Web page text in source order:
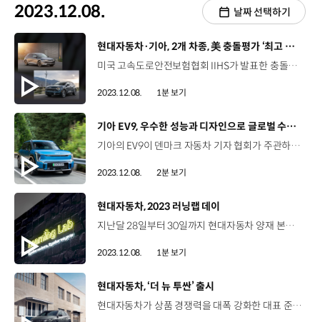
2023.12.08. 날짜 선택하기
[동영상]
현대자동차·기아, 2개 차종, 美 충돌평가 ‘최고 안전한 차’ 선정
미국 고속도로안전보험협회 IIHS가 발표한 충돌평가에서 현대차 아이오닉 5와 기아의 스포티지가 최고 등급인 ‘톱 세이프티 픽 플러스(TSP+)’ 등급에 선정됐습니다. 올해부터 측면 충돌과 보행자 충돌 방지 평가 기준이 높아지는 등 우수 등급을 획득하기 더욱 어려워졌음에도 불구하고 아이오닉 5와 스포티지가 톱 세이프티 픽 플러스 등급을 받았다는 점에서 더욱 의미가 있습니다. 앞서 현대차그룹은 제네시스 G80과 G90, GV60 그리고 현대차 팰리세이드와 기아 텔루라이드 등 10개의 모델로 강화된 평가 기준에서 톱 세이프티 픽 플러스 등급을 획득한 바 있습니다. 현대차·기아는 차량 개발에 있어 고객의 안전을 최우선 가치로 두고 있으며, 앞으로도 운전자와 보행자 모두에게 높은 수준의 안전을 제공하기 위해 최선의 노력을 다할 예정입니다.
2023.12.08. 1분 보기
[동영상]
기아 EV9, 우수한 성능과 디자인으로 글로벌 수상 행진
기아의 EV9이 덴마크 자동차 기자 협회가 주관하는 ‘덴마크 올해의 차 2024’에서 ‘올해의 혁신상’에 그리고 스페인 유력 일간지 라 반가르디아가 선정한 ‘올해의 차 2023’ 에 이름을 올리며 글로벌 수상 행진을 이어갔습니다. 전기차 전용 플랫폼 E-GMP를 적용한 EV9은 탑승객을 위한 여유로운 공간과 혁신적인 전동화 사양 그리고 소프트웨어 중심의 자동차로서 우수한 상품성을 갖춰 세계의 주목을 받고 있습니다. 지난달 30일에는 영국 유력 자동차 전문 매체인 탑기어가 주관하는 ‘2023 탑기어 어워즈’에서도 ‘올해의 패밀리카’를 수상했으며 ‘2024 북미 올해의 차’ 유틸리티 부문 최종 후보에도 등극했습니다. 이와 함께 ‘2024 월드 카 어워즈’에서는 세계 올해의 차·세계 올해의 전기차·세계 올해의 자동차 디자인까지 3개 부문 후보로 선정되는 등 세계 3대 자동차 상인 북미와 유럽, 세계 올해의 차 후보에 오르며 출시 첫해부터 EV9의 경쟁력을 입증했습니다.
2023.12.08. 2분 보기
[동영상]
현대자동차, 2023 러닝랩 데이
지난달 28일부터 30일까지 현대자동차 양재 본사에서 ‘러닝랩 데이’가 열렸습니다. 러닝랩은 현대자동차 임직원들의 학습과 성장을 촉진하기 위한 플랫폼으로, 현대차는 올해 플랫폼 론칭 4년째를 맞아 임직원들이 러닝랩을 체험할 수 있도록 부스를 마련하고 참여형 특별 세션을 진행했습니다. 생태학자로 유명한 최재천 이화여자대학교 교수가 현대차의 독서모임인 ‘밀리 러닝랩’과 연계해 ‘자연과 인간의 공생, 지속가능성에 대하여’를 주제로 강연을 선보이는가 하면 리더와 구성원들이 함께 사진을 찍고 성장을 응원하는 메시지를 전시하는 ‘성장 응원 이벤트’도 진행했습니다. 임직원들의 뜨거운 학습 열기를 증명하듯 러닝랩을 통한 누적 학습 인원은 약 2만 명을 넘어섰는데요. 다양한 구성원과 소통하고 네트워크와 인사이트를 확장할 수 있는 현대차 러닝랩에 많은 관심과 응원 바랍니다.
2023.12.08. 1분 보기
[동영상]
현대자동차, ‘더 뉴 투싼’ 출시
현대자동차가 상품 경쟁력을 대폭 강화한 대표 준중형 SUV ‘더 뉴 투싼’을 지난 6일 출시했습니다. 이에 앞서 지난 4일과 5일, 현대 모터스튜디오 서울에서 ‘더 뉴 투싼 미디어 갤러리’ 행사를 통해 차량을 공개했습니다. 더 뉴 투싼의 외장 디자인은 기존 모델의 ‘파라메트릭 다이나믹스’ 테마를 계승해 더욱 강인하고 와이드한 모습으로 거듭났는데요. 전면부는 각진 형상으로 다듬은 라디에이터 그릴과 주간주행등 역할을 하는 파라메트릭 쥬얼 히든 램프로 강인한 느낌을 전달했고 후면부의 범퍼 몰딩과 일체화된 스키드 플레이트를 가로 방향으로 확대 적용해 차량이 보다 넓어 보이는 느낌을 주었습니다. 실내는 12.3인치 클러스터와 인포테인먼트 시스템이 매끄럽게 연결된 파노라믹 커브드 디스플레이로 고급스러운 느낌을 주었고, 센터 공간에는 공중에 떠 있는 듯한 플로팅 콘솔을 적용하여 넉넉한 공간감과 실용성을 확보하는 등 신차 수준으로 변화했습니다. 또한 현대차는 실시간으로 주행 중인 노면을 판단해 최적의 주행 모드를 자동으로 선택하는 ‘오토 터레인 모드’ 등 첨단 주행 기술을 탑재해 정숙성을 강화하고 주행 감성을 높이는 한편, 2열 사이드 에어백이 추가된 8에어백 시스템과 차체 고밀도 보강으로 동급 최고 수준의 안전성을 확보했습니다. 이 밖에도 무선 소프트웨어 업데이트, 블루링크 스트리밍 서비스, 헤드업 디스플레이(HUD) 등 다양한 인포테인먼트 및 편의사양을 적용해 상품 경쟁력을 강화했습니다. 안미소 연구원 / 현대자동차·기아 MLV프로젝트1팀더 뉴 투싼은 기존에 만족도가 높았던 외장 디자인을 더 대담하고 역동적으로 강화하고 내장 디자인은 사용 편의성과 고급감을 높이기 위해 노력했습니다. 더 뉴 투싼은 앞으로 젊고 역동적인 대한민국 대표 준중형 SUV로 자리매김해 나갈 것입니다. 현대차는 더 뉴 투싼 출시에 맞춰 다양한 마케팅 활동을 전개하고 있는데요. 8일인 오늘부터 오는 10일까지 롯데월드 아이스링크장에서 피겨스케이팅 갈라쇼 공연과 함께 더 뉴 투싼을 직접 경험할 수 있는 이벤트도 진행하니 많은 관심 바랍니다.